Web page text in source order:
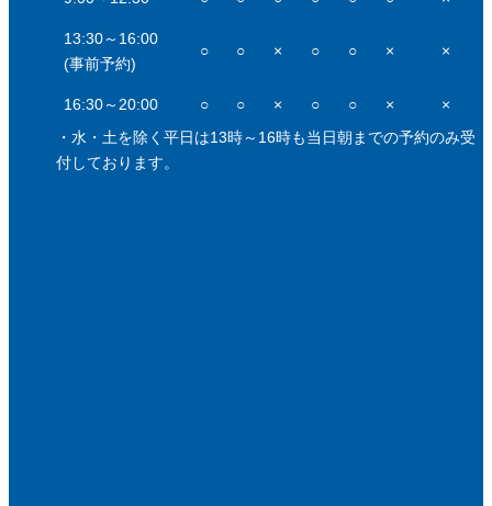
13:30～16:00
(事前予約)
○ ○ × ○ ○ × ×
16:30～20:00 ○ ○ × ○ ○ ×
×
・水・土を除く平日は13時～16時も当日朝までの予約のみ受
付しております。